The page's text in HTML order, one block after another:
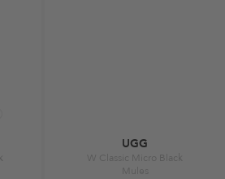
UGG
W Classic Micro Black
Mules